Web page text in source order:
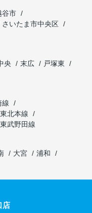
谷市
さいたま市中央区
央 末広
戸塚東
線
東北本線
東武野田線
大宮
浦和
店